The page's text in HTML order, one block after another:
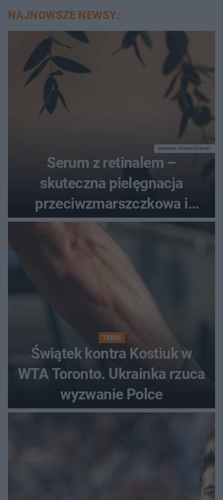
NAJNOWSZE NEWSY:
Serum z retinalem –
skuteczna pielęgnacja
przeciwzmarszczkowa i
regenerująca
MATERIAŁ SPONSOROWANY
TENIS
Świątek kontra Kostiuk w
WTA Toronto. Ukrainka rzuca
wyzwanie Polce